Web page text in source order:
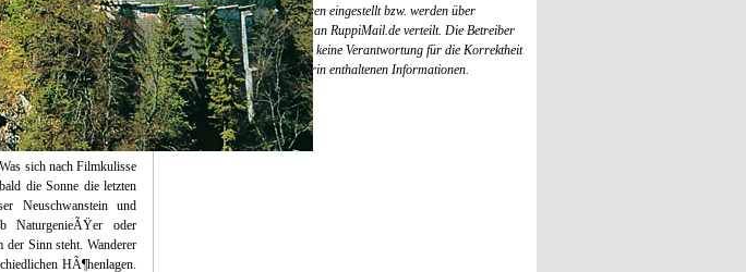
Unternehmen oder Agenturen eingestellt bzw. werden über
sogenannte Presseverteiler an RuppiMail.de verteilt. Die Betreiber
dieser Website übernehmen keine Verantwortung für die Korrektheit
oder Vollständigkeit der darin enthaltenen Informationen.
sich nach Filmkulisse
die Sonne die letzten
Neuschwanstein und
NaturgenieÃŸer oder
Sinn steht. Wanderer
HÃ¶henlagen.